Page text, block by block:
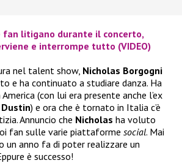
fan litigano durante il concerto,
e interrompe tutto (VIDEO)
nel talent show, Nicholas Borgogni
e ha continuato a studiare danza. Ha
(con lui era presente anche l’ex
Dustin) e ora che è tornato in Italia c’è
Annuncio che Nicholas ha voluto
fan sulle varie piattaforme social. Mai
un anno fa di poter realizzare un
è successo!